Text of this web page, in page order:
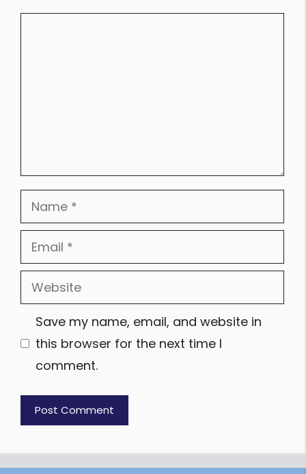
Name
Email
Website
Save my name, email, and website in
this browser for the next time I
comment.